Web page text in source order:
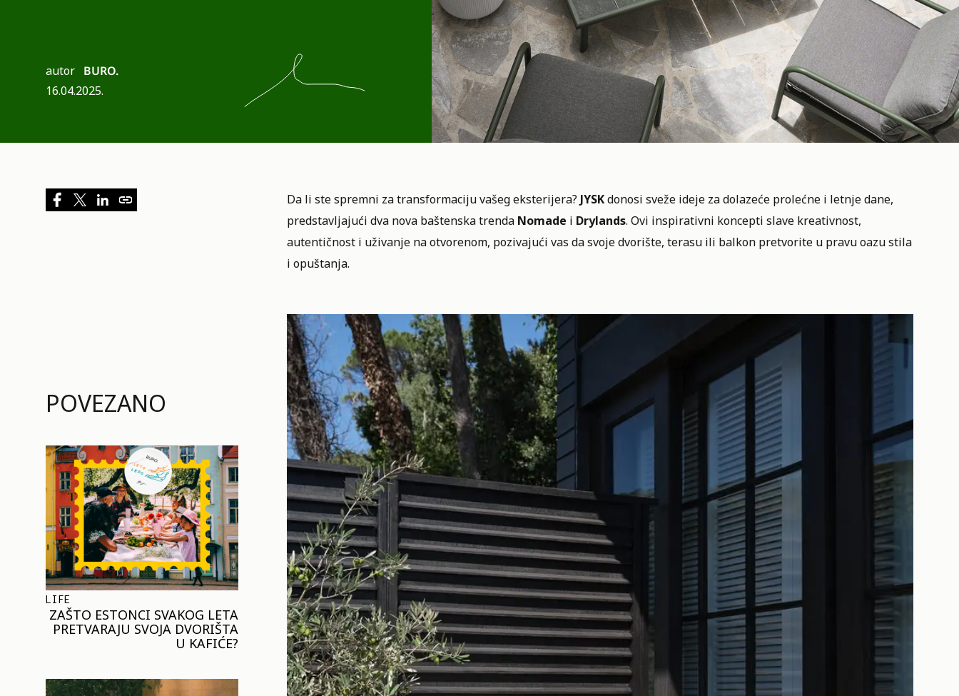
autor BURO.
16.04.2025.
POVEZANO
LIFE
ZAŠTO ESTONCI SVAKOG LETA
PRETVARAJU SVOJA DVORIŠTA
U KAFIĆE?
Da li ste spremni za transformaciju vašeg eksterijera? JYSKdonosi sveže ideje za dolazeće prolećne i letnje dane,
predstavljajući dva nova baštenska trenda Nomade i Drylands. Ovi inspirativni koncepti slave kreativnost,
autentičnost i uživanje na otvorenom, pozivajući vas da svoje dvorište, terasu ili balkon pretvorite u pravu oazu stila
i opuštanja.